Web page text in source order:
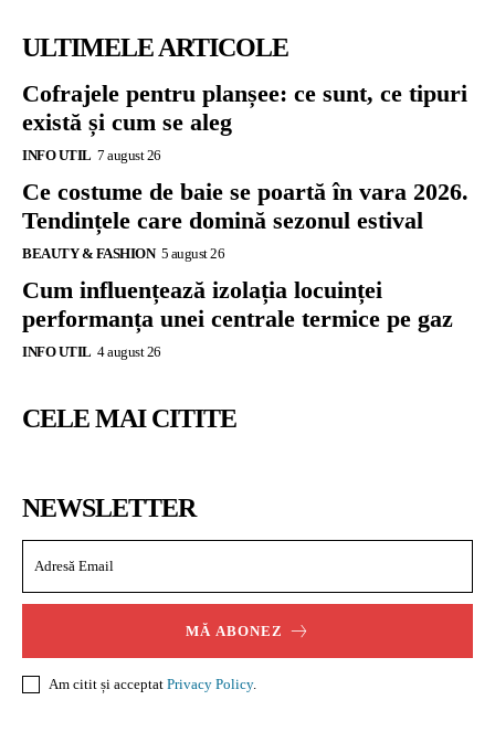
ULTIMELE ARTICOLE
Cofrajele pentru planșee: ce sunt, ce tipuri
există și cum se aleg
INFO UTIL 7 august 26
Ce costume de baie se poartă în vara 2026.
Tendințele care domină sezonul estival
BEAUTY & FASHION 5 august 26
Cum influențează izolația locuinței
performanța unei centrale termice pe gaz
INFO UTIL 4 august 26
CELE MAI CITITE
NEWSLETTER
MĂ ABONEZ
Am citit și acceptat Privacy Policy.